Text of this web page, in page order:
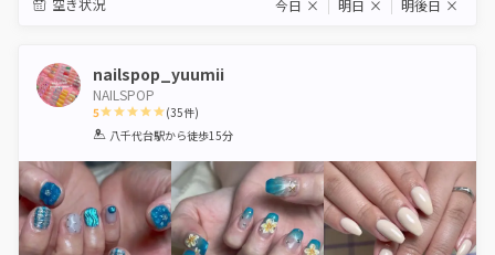
空き状況 今日 × 明日 × 明後日 ×
nailspop_yuumii
NAILSPOP
5
1 2 3 4 5
(35件)
八千代台駅から徒歩15分